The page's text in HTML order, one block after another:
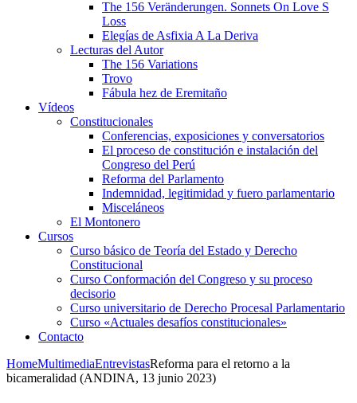
The 156 Veränderungen. Sonnets On Love S
Loss
Elegías de Asfixia A La Deriva
Lecturas del Autor
The 156 Variations
Trovo
Fábula hez de Eremitaño
Vídeos
Constitucionales
Conferencias, exposiciones y conversatorios
El proceso de constitución e instalación del
Congreso del Perú
Reforma del Parlamento
Indemnidad, legitimidad y fuero parlamentario
Misceláneos
El Montonero
Cursos
Curso básico de Teoría del Estado y Derecho
Constitucional
Curso Conformación del Congreso y su proceso
decisorio
Curso universitario de Derecho Procesal Parlamentario
Curso «Actuales desafíos constitucionales»
Contacto
HomeMultimediaEntrevistasReforma para el retorno a la
bicameralidad (ANDINA, 13 junio 2023)